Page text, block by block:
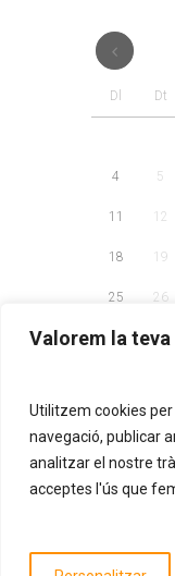
Valorem la teva
Utilitzem cookies
navegació, publicar
analitzar el nostre
acceptes l'ús que
Dl Dt
4 5
11 12
18 19
25 26
AVÍS
Entitat